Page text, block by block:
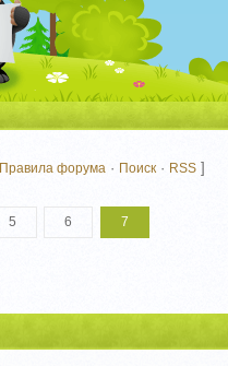
Брокеры Форекс
Правила форума · Поиск · RSS ]
5 6 7